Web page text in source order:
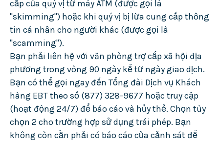
cấp của quý vị từ máy ATM (được gọi là
"skimming") hoặc khi quý vị bị lừa cung cấp thông
tin cá nhân cho người khác (được gọi là
"scamming").
Bạn phải liên hệ với văn phòng trợ cấp xã hội địa
phương trong vòng 90 ngày kể từ ngày giao dịch.
Bạn có thể gọi ngay đến Tổng đài Dịch vụ Khách
hàng EBT theo số (877) 328-9677 hoặc truy cập
(hoạt động 24/7) để báo cáo và hủy thẻ. Chọn tùy
chọn 2 cho trường hợp sử dụng trái phép. Bạn
không còn cần phải có báo cáo của cảnh sát để